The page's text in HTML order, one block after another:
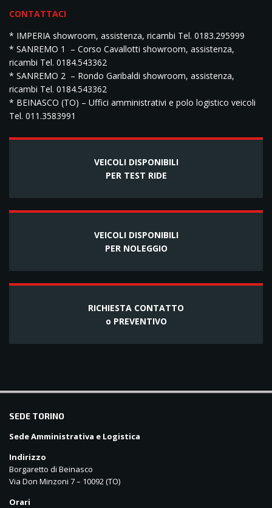
CONTATTACI
* IMPERIA showroom, assistenza, ricambi Tel. 0183.295999
* SANREMO 1 – Corso Cavallotti showroom, assistenza,
ricambi Tel. 0184.543362
* SANREMO 2 – Rondo Garibaldi showroom, assistenza,
ricambi Tel. 0184.543362
* BEINASCO (TO) – Uffici amministrativi e polo logistico veicoli
Tel. 011.3583991
VEICOLI DISPONIBILI
PER TEST RIDE
VEICOLI DISPONIBILI
PER NOLEGGIO
RICHIESTA CONTATTO
o PREVENTIVO
balkanpharmacy
SEDE TORINO
Sede Amministrativa e Logistica
Indirizzo
Borgaretto di Beinasco
Via Don Minzoni 7 – 10092 (TO)
Orari